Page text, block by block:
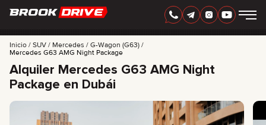
AED
MARCAS
PERIODO DE ALQUILER
FAQ
CERTIFICATES
Inicio SUV Mercedes
G-Wagon (G63)
Mercedes G63 AMG Night Package
Alquiler Mercedes G63 AMG Night
Package en Dubái